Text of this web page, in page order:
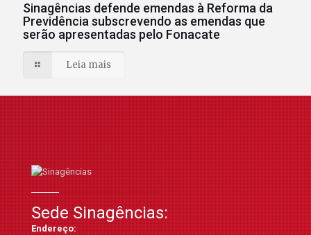
Sinagências defende emendas à Reforma da
Previdência subscrevendo as emendas que
serão apresentadas pelo Fonacate
Leia mais
Sede Sinagências:
Endereço: